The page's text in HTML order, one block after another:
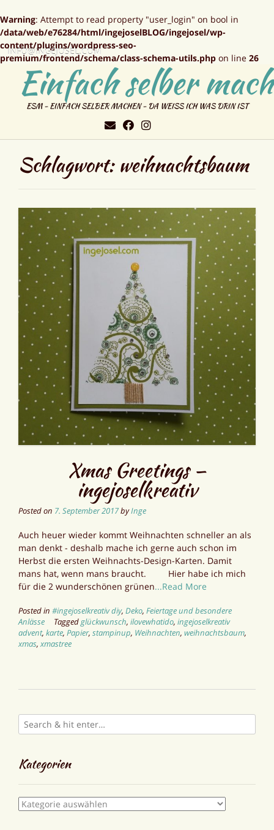
Warning: Attempt to read property "user_login" on bool in
/data/web/e76284/html/ingejoselBLOG/ingejosel/wp-
content/plugins/wordpress-seo-
premium/frontend/schema/class-schema-utils.php on line 26
Einfach selber
ESM - EINFACH SELBER MACHEN - DA WEISS ICH WAS DRIN IST
INFO@INGEJOSEL.COM
Schlagwort:weihnachtsbaum
Xmas Greetings —
ingejoselkreativ
Posted on 7. September 2017byInge
Auch heuer wieder kommt Weihnachten schneller an als
man denkt - deshalb mache ich gerne auch schon im
Herbst die ersten Weihnachts-Design-Karten. Damit
mans hat, wenn mans braucht. Hier habe ich mich
für die 2 wunderschönen grünen...Read More
Posted in #ingejoselkreativ diy, Deko, Feiertage und besondere
Anlässe
Taggedglückwunsch, ilovewhatido, ingejoselkreativ
advent, karte, Papier, stampinup, Weihnachten, weihnachtsbaum,
xmas, xmastree
Kategorien
Kategorien